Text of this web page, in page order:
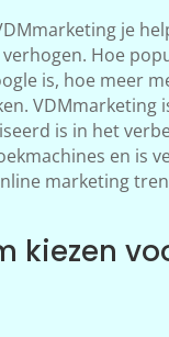
je
Hoe
is, hoe meer
VDMmarketing
is in het
en is
marketing
kiezen